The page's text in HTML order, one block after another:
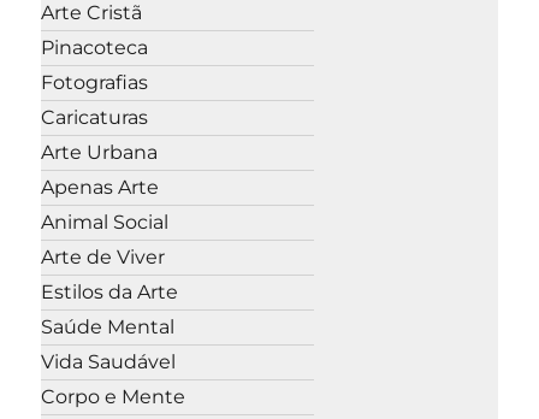
Arte Cristã
Pinacoteca
Fotografias
Caricaturas
Arte Urbana
Apenas Arte
Animal Social
Arte de Viver
Estilos da Arte
Saúde Mental
Vida Saudável
Corpo e Mente